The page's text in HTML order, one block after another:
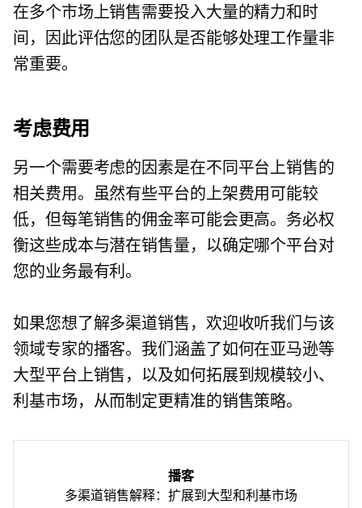
在多个市场上销售需要投入大量的精力和时
间，因此评估您的团队是否能够处理工作量非
常重要。
考虑费用
另一个需要考虑的因素是在不同平台上销售的
相关费用。虽然有些平台的上架费用可能较
低，但每笔销售的佣金率可能会更高。务必权
衡这些成本与潜在销售量，以确定哪个平台对
您的业务最有利。
如果您想了解多渠道销售，欢迎收听我们与该
领域专家的播客。我们涵盖了如何在亚马逊等
大型平台上销售，以及如何拓展到规模较小、
利基市场，从而制定更精准的销售策略。
播客
多渠道销售解释：扩展到大型和利基市场